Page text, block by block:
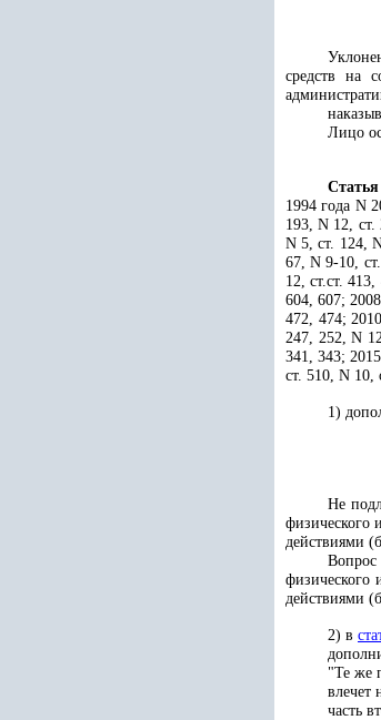
средств на
Лицо
Статья
1994 года N
193, N 12, ст.
N 5, ст. 124,
67, N 9-10,
12, ст.ст.
604, 607;
472, 474;
247, 252, N
341, 343;
ст. 510, N 10,
1)
Не
физического
действиями
физического
действиями
2) в
"Те же
влечет
часть